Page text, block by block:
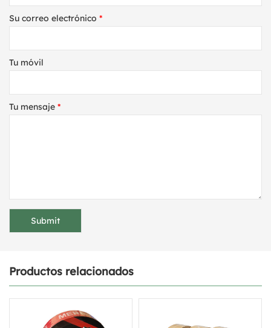
Su correo electrónico *
Tu móvil
Tu mensaje *
Productos relacionados